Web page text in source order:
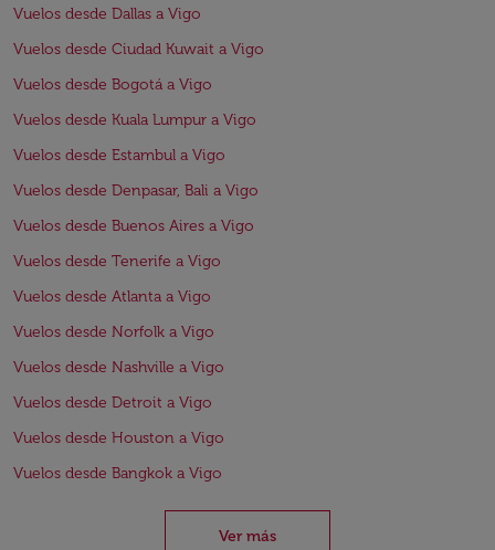
Vuelos desde Dallas a Vigo
Vuelos desde Ciudad Kuwait a Vigo
Vuelos desde Bogotá a Vigo
Vuelos desde Kuala Lumpur a Vigo
Vuelos desde Estambul a Vigo
Vuelos desde Denpasar, Bali a Vigo
Vuelos desde Buenos Aires a Vigo
Vuelos desde Tenerife a Vigo
Vuelos desde Atlanta a Vigo
Vuelos desde Norfolk a Vigo
Vuelos desde Nashville a Vigo
Vuelos desde Detroit a Vigo
Vuelos desde Houston a Vigo
Vuelos desde Bangkok a Vigo
Ver más